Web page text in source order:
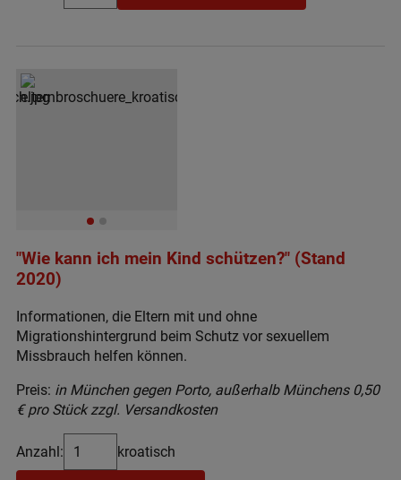
"Wie kann ich mein Kind schützen?" (Stand
2020)
Informationen, die Eltern mit und ohne
Migrationshintergrund beim Schutz vor sexuellem
Missbrauch helfen können.
Preis: in München gegen Porto, außerhalb Münchens 0,50
€ pro Stück zzgl. Versandkosten
Anzahl: kroatisch